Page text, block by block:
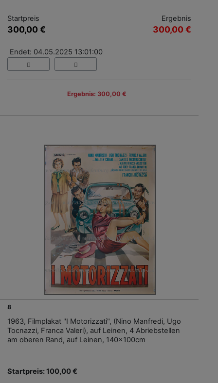
Startpreis
300,00 €
Ergebnis
300,00 €
Endet: 04.05.2025 13:01:00
Ergebnis: 300,00 €
8
1963, Filmplakat "I Motorizzati", (Nino Manfredi, Ugo
Tocnazzi, Franca Valeri), auf Leinen, 4 Abriebstellen
am oberen Rand, auf Leinen, 140x100cm
Startpreis: 100,00 €